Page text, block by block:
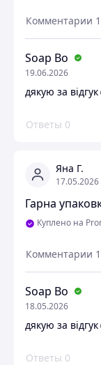
Комментарии 1
Soap Bo
19.06.2026
дякую за
Ответы 0
Яна Г.
17.05.2026
Гарна
Куплено на
Комментарии 1
Soap Bo
18.05.2026
дякую за
Ответы 0